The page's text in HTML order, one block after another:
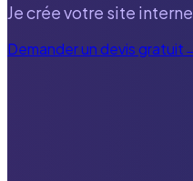
Je crée votre site
Demander un devis gratuit